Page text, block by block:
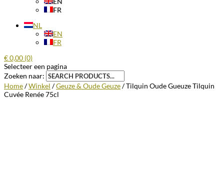
FR
NL
EN
FR
€0,00 (0)
Selecteer een pagina
Zoeken naar:
Home/Winkel /Geuze & Oude Geuze/ Tilquin Oude Gueuze Tilquin
Cuvée Renée 75cl